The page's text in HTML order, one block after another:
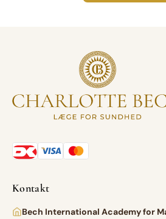
Kontakt
Bech International Academy for